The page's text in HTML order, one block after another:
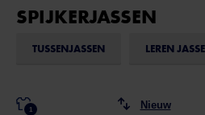
SPIJKERJASSEN
TUSSENJASSEN LEREN
1